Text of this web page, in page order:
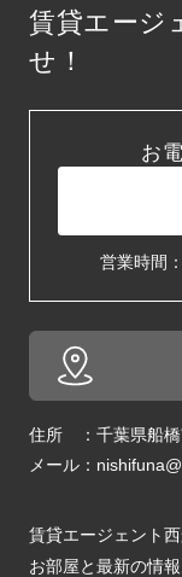
賃貸エージ
せ！
お
営業時間
住所 ：千葉県船
メール：
賃貸エージェント
お部屋と最新の情